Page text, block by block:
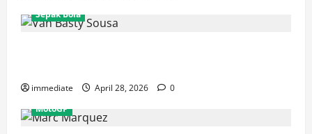
Sepak Bola
immediate April 28, 2026
0
MotoGP